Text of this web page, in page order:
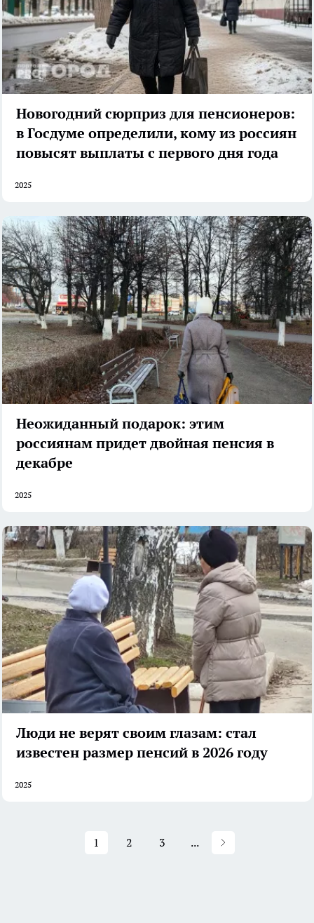
Новогодний сюрприз для пенсионеров:
в Госдуме определили, кому из россиян
повысят выплаты с первого дня года
2025
Неожиданный подарок: этим
россиянам придет двойная пенсия в
декабре
2025
Люди не верят своим глазам: стал
известен размер пенсий в 2026 году
2025
1 2 3 ...